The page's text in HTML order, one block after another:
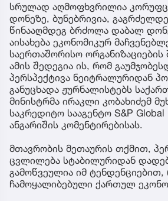
სრულად აღმოფხვრილია
დონეზე, ბუნებრივია,
წინააღმდეგ ბრძოლა დაბალ
აისახება ეკონომიკურ
საერთაშორისო ორგანიზაციების
ამის შედეგია ის, რომ
პერსპექტივა ნეიტრალურიდან
განუცხადა ჟურნალისტებს
მინისტრმა ირაკლი კობახიძემ
საკრედიტო სააგენტო S&P Global
ანგარიშის კომენტირებისას.
მთავრობის მეთაურის თქმით,
ცვლილება სტაბილურიდან
გამოწვეულია იმ ტენდენციებით,
ჩამოყალიბებული ქართულ